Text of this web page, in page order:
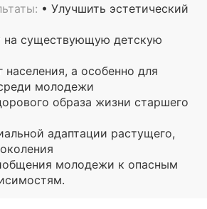
• Улучшить эстетический
на существующую детскую
населения, а особенно для
молодежи
образа жизни старшего
адаптации растущего,
молодежи к опасным